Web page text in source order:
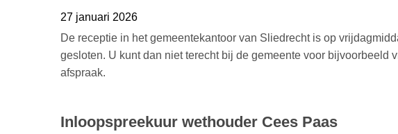
27 januari 2026
De receptie in het gemeentekantoor van Sliedrecht is op
gesloten. U kunt dan niet terecht bij de gemeente voor bijvoorbeeld
afspraak.
Inloopspreekuur wethouder Cees Paas